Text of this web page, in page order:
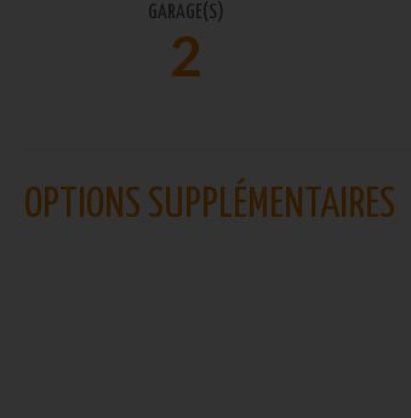
GARAGE(S)
2
OPTIONS SUPPLÉMENTAIRES